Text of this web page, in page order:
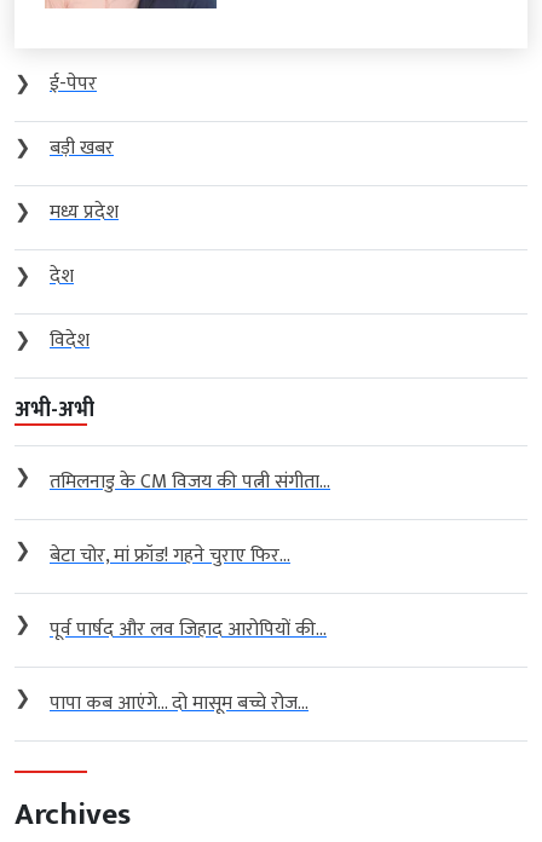
❯
ई-पेपर
❯
बड़ी खबर
❯
मध्य प्रदेश
❯
देश
❯
विदेश
अभी-अभी
❯ तमिलनाडु के CM विजय की पत्नी संगीता...
❯ बेटा चोर, मां फ्रॉड! गहने चुराए फिर...
❯ पूर्व पार्षद और लव जिहाद आरोपियों की...
❯ पापा कब आएंगे… दो मासूम बच्चे रोज...
Archives